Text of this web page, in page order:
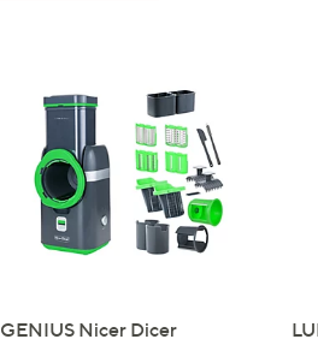
GENIUS Nicer Dicer